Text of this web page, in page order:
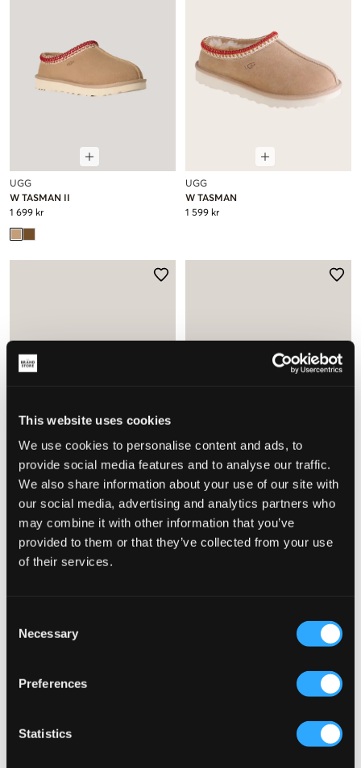
This website uses cookies
We use cookies to personalise content and ads, to
provide social media features and to analyse our traffic.
We also share information about your use of our site with
our social media, advertising and analytics partners who
may combine it with other information that you’ve
provided to them or that they’ve collected from your use
of their services.
Selection
Necessary
Preferences
Statistics
UGG
W TASMAN II
1 699 kr
UGG
W TASMAN
1 599 kr
Fila
MATERO
UGG
M PEAKMOD